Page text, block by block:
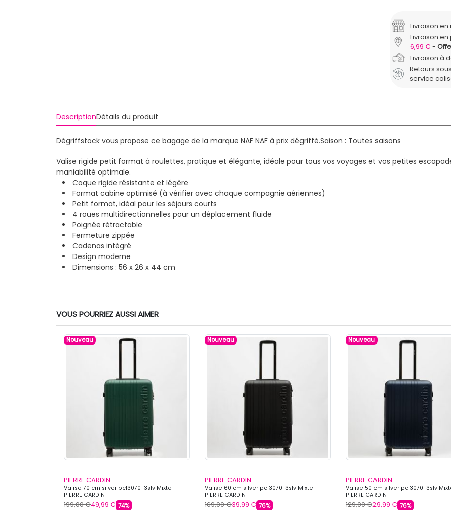
Livraison
Livraison
6,99 €
Livraison à
Retours
service
DescriptionDétails du produit
Dégriffstock vous propose ce bagage de la marque NAF NAF à prix dégriffé.Saison : Toutes saisons
Valise rigide petit format à roulettes, pratique et élégante, idéale pour tous vos voyages et vos petites
maniabilité optimale.
Coque rigide résistante et légère
Format cabine optimisé (à vérifier avec chaque compagnie aériennes)
Petit format, idéal pour les séjours courts
4 roues multidirectionnelles pour un déplacement fluide
Poignée rétractable
Fermeture zippée
Cadenas intégré
Design moderne
Dimensions : 56 x 26 x 44 cm
VOUS POURRIEZ AUSSI AIMER
Nouveau
PIERRE CARDIN
Valise 70 cm silver pc13070-3slv Mixte
PIERRE CARDIN
199,00 €49,99 € 74%
Nouveau
PIERRE CARDIN
Valise 60 cm silver pc13070-3slv Mixte
PIERRE CARDIN
169,00 €39,99 € 76%
Nouveau
PIERRE CARDIN
Valise 50 cm silver pc13070-3slv
PIERRE CARDIN
129,00 €29,99 € 76%